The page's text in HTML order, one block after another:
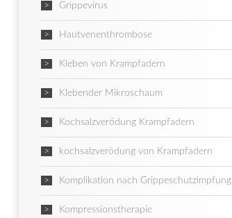
Grippevirus
Hautvenenthrombose
Kleben von Krampfadern
Klebender Mikroschaum
Kochsalzverödung Krampfadern
kochsalzverödung von Krampfadern
Komplikation nach Grippeschutzimpfung
Kompressionstherapie